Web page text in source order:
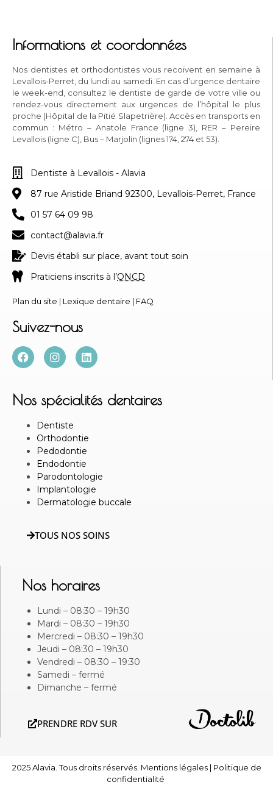
Informations et coordonnées
Nos dentistes et orthodontistes vous recoivent en semaine à
Levallois-Perret, du lundi au samedi. En cas d’urgence dentaire
le week-end, consultez le dentiste de garde de votre ville ou
rendez-vous directement aux urgences de l’hôpital le plus
proche (Hôpital de la Pitié Slapetrière). Accès en transports en
commun : Métro – Anatole France (ligne 3), RER – Pereire
Levallois (ligne C), Bus – Marjolin (lignes 174, 274 et 53).
Dentiste à Levallois - Alavia
87 rue Aristide Briand 92300, Levallois-Perret, France
01 57 64 09 98
contact@alavia.fr
Devis établi sur place, avant tout soin
Praticiens inscrits à l’ONCD
Plan du site | Lexique dentaire | FAQ
Suivez-nous
Nos spécialités dentaires
Dentiste
Orthodontie
Pedodontie
Endodontie
Parodontologie
Implantologie
Dermatologie buccale
TOUS NOS SOINS
Nos horaires
Lundi – 08:30 – 19h30
Mardi – 08:30 – 19h30
Mercredi – 08:30 – 19h30
Jeudi – 08:30 – 19h30
Vendredi – 08:30 – 19:30
Samedi – fermé
Dimanche – fermé
PRENDRE RDV SUR
2025 Alavia. Tous droits réservés. Mentions légales| Politique de
confidentialité